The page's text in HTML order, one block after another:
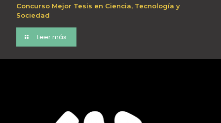
Concurso Mejor Tesis en Ciencia, Tecnología y
Sociedad
Leer más